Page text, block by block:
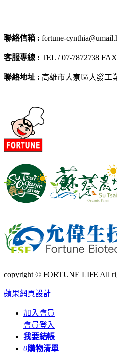
聯絡信箱 : fortune-
客服專線 : TEL / 07-7872738
聯絡地址 : 高雄市大寮區大發工
copyright © FORTUNE LIFE All
蘋果網頁設計
加入會員
會員登入
我要結帳
0購物清單